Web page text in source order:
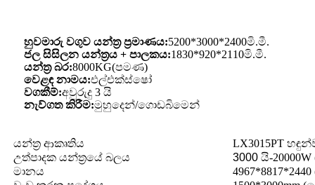
හුවමාරු වගුව යන්ත්‍ර ප්‍රමාණය:5200*3000*2400මි.මී.
ජල සිසිලන යන්ත්‍රය + පාලකය:1830*920*2110මි.මී.
යන්ත්‍ර බර:8000KG(පමණ)
වෙළඳ නාමය:එල්එක්ස්ෂෝ
වගකීම්:අවුරුදු 3 යි
නැව්ගත කිරීම:මුහුදෙන්/ගොඩබිමෙන්
යන්ත්‍ර ආකෘතිය
LX3015PT
උත්පාදක යන්ත්‍රයේ බලය
3000 යි-20000W
මානය